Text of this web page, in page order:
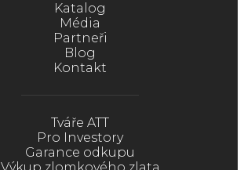
Katalog
Média
Partneři
Blog
Kontakt
Tváře ATT
Pro Investory
Garance odkupu